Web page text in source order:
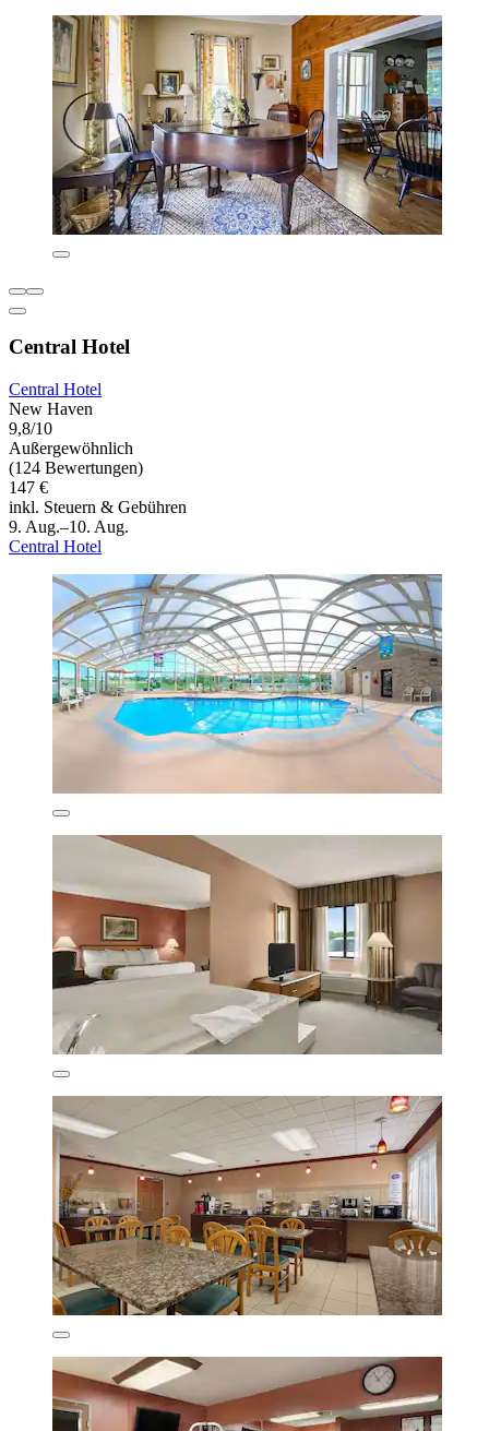
Central Hotel
Central Hotel
New Haven
9,8/10
Außergewöhnlich
(124 Bewertungen)
147 €
inkl. Steuern & Gebühren
9. Aug.–10. Aug.
Central Hotel